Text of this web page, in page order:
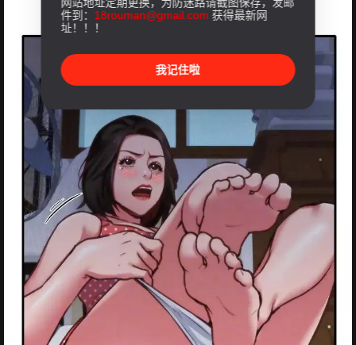
件到： 18rouman@gmail.com 获得最新网
址！！！
我记住啦